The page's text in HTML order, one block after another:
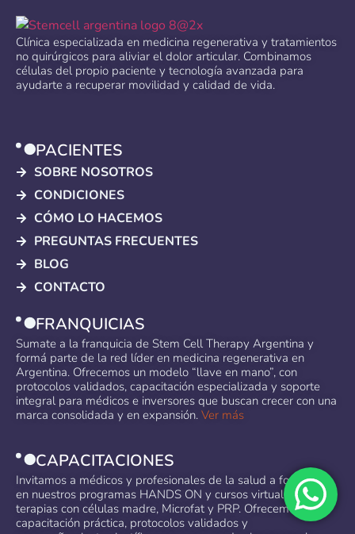
Clínica especializada en medicina regenerativa y tratamientos
no quirúrgicos para aliviar el dolor articular. Combinamos
células del propio paciente y tecnología avanzada para
ayudarte a recuperar movilidad y calidad de vida.
PACIENTES
SOBRE NOSOTROS
CONDICIONES
CÓMO LO HACEMOS
PREGUNTAS FRECUENTES
BLOG
CONTACTO
FRANQUICIAS
Sumate a la franquicia de Stem Cell Therapy Argentina y
formá parte de la red líder en medicina regenerativa en
Argentina. Ofrecemos un modelo “llave en mano”, con
protocolos validados, capacitación especializada y soporte
integral para médicos e inversores que buscan crecer con una
marca consolidada y en expansión. Ver más
CAPACITACIONES
Invitamos a médicos y profesionales de la salud a formarse
en nuestros programas HANDS ON y cursos virtuales en
terapias con células madre, Microfat y PRP. Ofrecemos
capacitación práctica, protocolos validados y